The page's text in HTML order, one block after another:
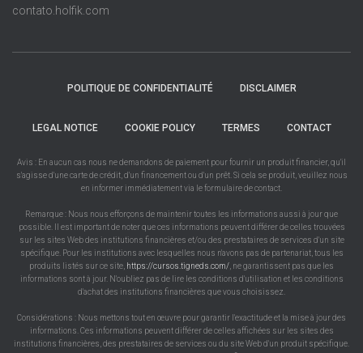
contato.holfik.com
POLITIQUE DE CONFIDENTIALITÉ DISCLAIMER
LEGAL NOTICE COOKIE POLICY TERMES CONTACT
Avis : En aucun cas nous ne demandons de paiement pour fournir un produit financier, qu'il
s'agisse d'une carte de crédit, d'un financement ou d'un prêt. Si cela se produit, veuillez nous
en informer immédiatement via le formulaire de contact.
Remarque : Nous nous efforçons de maintenir toutes les informations aussi à jour que
possible. Il est important de noter que ces informations peuvent différer de celles trouvées
sur les sites Web des institutions financières et/ou des prestataires de services d'un site
spécifique. Pour les institutions avec lesquelles nous n'avons pas de partenariat, tous les
produits listés sur ce site, https://cursos.tigneds.com/ , ne garantissent pas que les
informations sont à jour. N'oubliez pas de lire les conditions d'utilisation et les conditions
d'achat des institutions financières que vous choisissez.
Considérations : Nous mettons tout en œuvre pour garantir l'exactitude et la mise à jour des
informations. Ces informations peuvent différer de celles affichées sur les sites des
institutions financières, des prestataires de services ou du site Web d'un produit spécifique.